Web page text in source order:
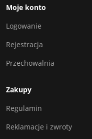
Moje konto
Logowanie
Rejestracja
Przechowalnia
Zakupy
Regulamin
Reklamacje i zwroty